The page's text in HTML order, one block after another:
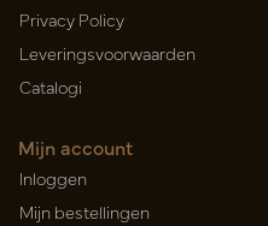
Privacy Policy
Leveringsvoorwaarden
Catalogi
Mijn account
Inloggen
Mijn bestellingen